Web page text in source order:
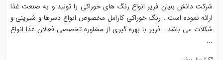
شرکت دانش بنیان فریر انواع رنگ های خوراکی را تولید و به صنعت غذا
ارائه نموده است . رنگ خوراکی کارامل مخصوص انواع دسرها و شیرینی و
شکلات می باشد . فریر با بهره گیری از مشاوره تخصصی فعالان غذا انواع
...